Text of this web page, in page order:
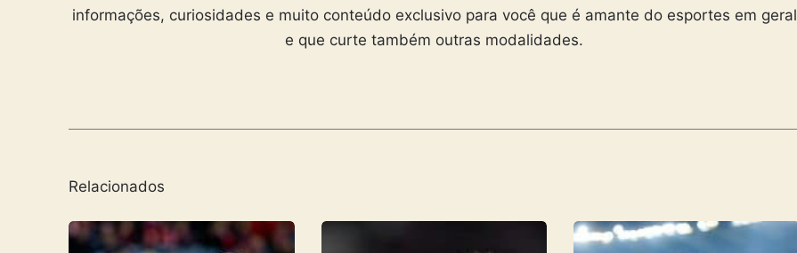
informações, curiosidades e muito conteúdo exclusivo para você que é amante do esportes em geral
e que curte também outras modalidades.
Relacionados